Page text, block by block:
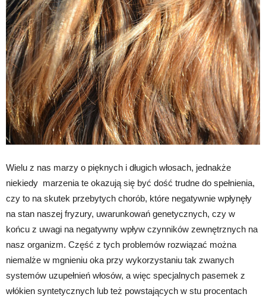
Wielu z nas marzy o pięknych i długich włosach, jednakże
niekiedy marzenia te okazują się być dość trudne do spełnienia,
czy to na skutek przebytych chorób, które negatywnie wpłynęły
na stan naszej fryzury, uwarunkowań genetycznych, czy w
końcu z uwagi na negatywny wpływ czynników zewnętrznych na
nasz organizm. Część z tych problemów rozwiązać można
niemalże w mgnieniu oka przy wykorzystaniu tak zwanych
systemów uzupełnień włosów, a więc specjalnych pasemek z
włókien syntetycznych lub też powstających w stu procentach